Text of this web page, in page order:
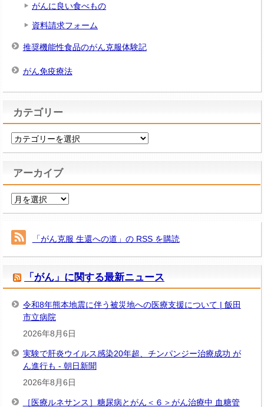
がんに良い食べもの
資料請求フォーム
推奨機能性食品のがん克服体験記
がん免疫療法
カテゴリー
カ
ゴ
リ
ー
アーカイブ
ア
イ
ブ
「がん克服 生還への道」の RSS を購読
「がん」に関する最新ニュース
令和8年熊本地震に伴う被災地への医療支援について | 飯田
市立病院
2026年8月6日
実験で肝炎ウイルス感染20年超、チンパンジー治療成功 が
ん進行も - 朝日新聞
2026年8月6日
［医療ルネサンス］糖尿病とがん＜６＞がん治療中 血糖管